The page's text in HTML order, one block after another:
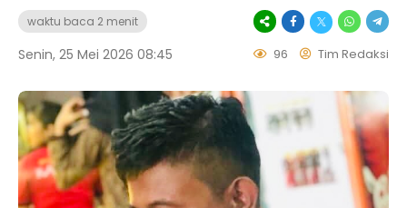
waktu baca 2 menit
Senin, 25 Mei 2026 08:45 96 Tim Redaksi